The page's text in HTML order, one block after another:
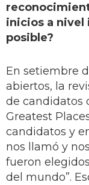
inicios a nivel
posible?
En setiembre
abiertos, la
de candidatos
Greatest
candidatos y
nos llamó y
fueron
del mundo”.